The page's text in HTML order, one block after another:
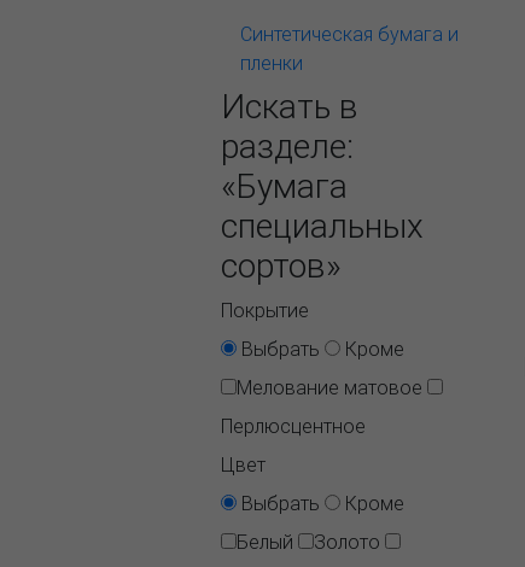
Синтетическая бумага и
пленки
Искать в
разделе:
«Бумага
специальных
сортов»
Покрытие
Выбрать
Кроме
Мелование матовое
Перлюсцентное
Цвет
Выбрать
Кроме
Белый
Золото